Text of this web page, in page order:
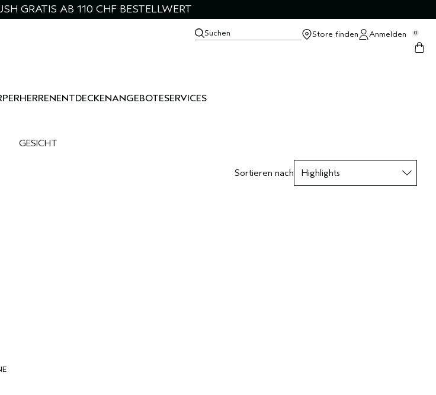
GRATIS AB 110 CHF BESTELLWERT
Suchen Store finden Anmelden 0
HERRENENTDECKENANGEBOTESERVICES
GESICHT
Sortieren nach